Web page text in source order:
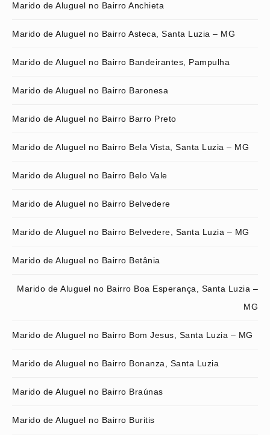
Marido de Aluguel no Bairro Anchieta
Marido de Aluguel no Bairro Asteca, Santa Luzia – MG
Marido de Aluguel no Bairro Bandeirantes, Pampulha
Marido de Aluguel no Bairro Baronesa
Marido de Aluguel no Bairro Barro Preto
Marido de Aluguel no Bairro Bela Vista, Santa Luzia – MG
Marido de Aluguel no Bairro Belo Vale
Marido de Aluguel no Bairro Belvedere
Marido de Aluguel no Bairro Belvedere, Santa Luzia – MG
Marido de Aluguel no Bairro Betânia
Marido de Aluguel no Bairro Boa Esperança, Santa Luzia –
MG
Marido de Aluguel no Bairro Bom Jesus, Santa Luzia – MG
Marido de Aluguel no Bairro Bonanza, Santa Luzia
Marido de Aluguel no Bairro Braúnas
Marido de Aluguel no Bairro Buritis